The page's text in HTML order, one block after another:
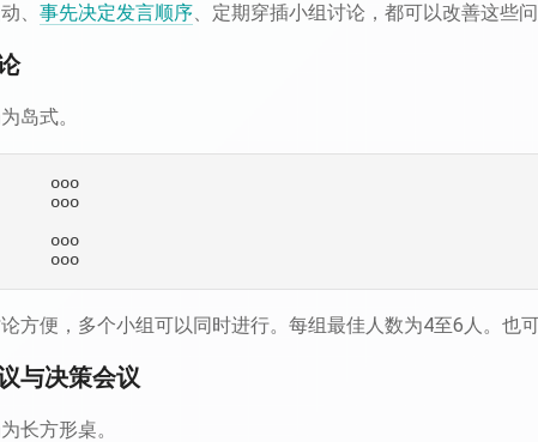
、 事先决定发言顺序、定期穿插小组讨论，都可以改善这些问
岛式。
ooo
ooo
ooo
方便，多个小组可以同时进行。每组最佳人数为4至6人。也
与决策会议
长方形桌。